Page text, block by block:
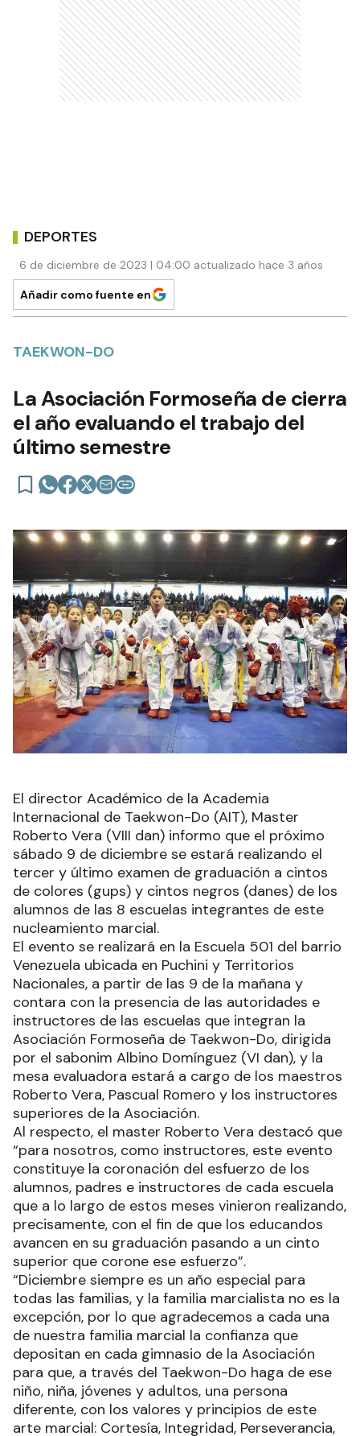
DEPORTES
6 de diciembre de 2023 | 04:00 actualizado hace 3 años
Añadir como fuente en
TAEKWON-DO
La Asociación Formoseña de cierra
el año evaluando el trabajo del
último semestre
El director Académico de la Academia
Internacional de Taekwon-Do (AIT), Master
Roberto Vera (VIII dan) informo que el próximo
sábado 9 de diciembre se estará realizando el
tercer y último examen de graduación a cintos
de colores (gups) y cintos negros (danes) de los
alumnos de las 8 escuelas integrantes de este
nucleamiento marcial.
El evento se realizará en la Escuela 501 del barrio
Venezuela ubicada en Puchini y Territorios
Nacionales, a partir de las 9 de la mañana y
contara con la presencia de las autoridades e
instructores de las escuelas que integran la
Asociación Formoseña de Taekwon-Do, dirigida
por el sabonim Albino Domínguez (VI dan), y la
mesa evaluadora estará a cargo de los maestros
Roberto Vera, Pascual Romero y los instructores
superiores de la Asociación.
Al respecto, el master Roberto Vera destacó que
“para nosotros, como instructores, este evento
constituye la coronación del esfuerzo de los
alumnos, padres e instructores de cada escuela
que a lo largo de estos meses vinieron realizando,
precisamente, con el fin de que los educandos
avancen en su graduación pasando a un cinto
superior que corone ese esfuerzo”.
“Diciembre siempre es un año especial para
todas las familias, y la familia marcialista no es la
excepción, por lo que agradecemos a cada una
de nuestra familia marcial la confianza que
depositan en cada gimnasio de la Asociación
para que, a través del Taekwon-Do haga de ese
niño, niña, jóvenes y adultos, una persona
diferente, con los valores y principios de este
arte marcial: Cortesía, Integridad, Perseverancia,